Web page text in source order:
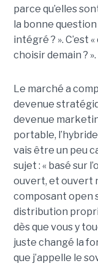
parce qu’elles
la bonne question
intégré ? ». C’est
choisir demain ? ».
Le marché a
devenue
devenue
portable,
vais être un peu
sujet : « basé sur
ouvert, et ouvert
composant open
distribution
dès que vous y
juste changé la
que j’appelle le